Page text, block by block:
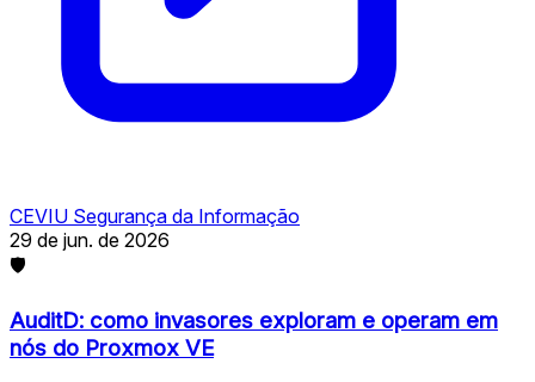
CEVIU Segurança da Informação
29 de jun. de 2026
🛡
AuditD: como invasores exploram e operam em
nós do Proxmox VE